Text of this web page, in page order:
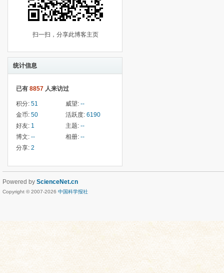
扫一扫，分享此博客主页
统计信息
已有 8857 人来访过
积分: 51 威望: --
金币: 50 活跃度: 6190
好友: 1 主题: --
博文: -- 相册: --
分享: 2
Powered by ScienceNet.cn
Copyright © 2007-2026 中国科学报社